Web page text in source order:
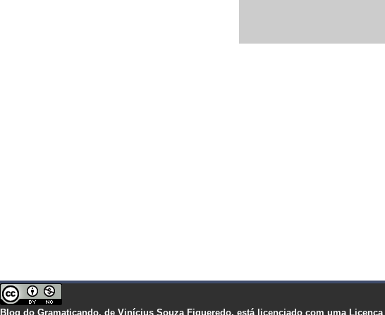
Blog do Gramaticando, de Vinícius Souza Figueredo, está licenciado com uma Licença